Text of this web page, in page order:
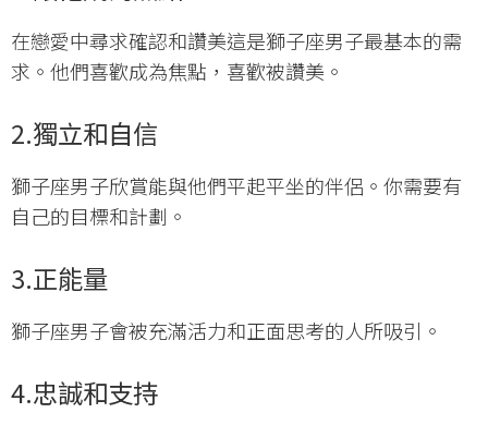
在戀愛中尋求確認和讚美這是獅子座男子最基本的需
求。他們喜歡成為焦點，喜歡被讚美。
2.獨立和自信
獅子座男子欣賞能與他們平起平坐的伴侶。你需要有
自己的目標和計劃。
3.正能量
獅子座男子會被充滿活力和正面思考的人所吸引。
4.忠誠和支持